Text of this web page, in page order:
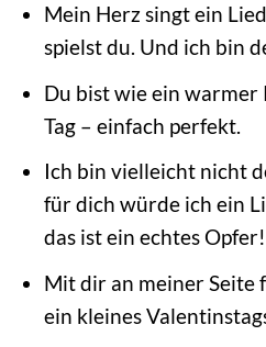
Mein Herz singt ein
spielst du. Und ich bin
Du bist wie ein warmer
Tag – einfach perfekt.
Ich bin vielleicht nicht
für dich würde ich ein
das ist ein echtes Opfer!
Mit dir an meiner Seite
ein kleines